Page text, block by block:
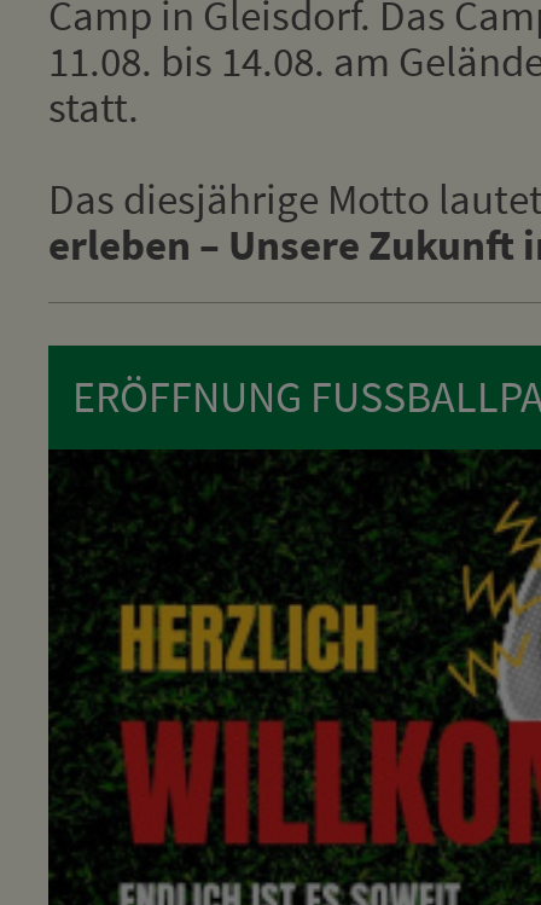
Camp in Gleisdorf. Das
11.08. bis 14.08. am
statt.
Das diesjährige Motto
erleben – Unsere Zukunft
ERÖFFNUNG